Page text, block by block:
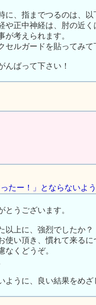
に、指までつるのは、
や正中神経は、肘の近
が考えられます。
セルガードを貼ってみて
んばって下さい！
たー！」とならないよ
とうございます。
以上に、強烈でしたか？
使い頂き、慣れて来る
なくどうぞ。
ように、良い結果をめ